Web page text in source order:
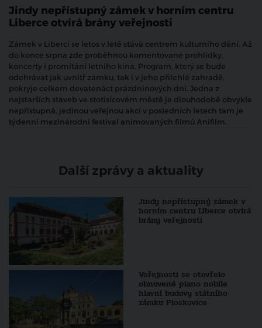
Jindy nepřístupný zámek v horním centru
Liberce otvírá brány veřejnosti
Zámek v Liberci se letos v létě stává centrem kulturního dění. Až
do konce srpna zde proběhnou komentované prohlídky,
koncerty i promítání letního kina. Program, který se bude
odehrávat jak uvnitř zámku, tak i v jeho přilehlé zahradě,
pokryje celkem devatenáct prázdninových dní. Jedna z
nejstarších staveb ve stotisícovém městě je dlouhodobě obvykle
nepřístupná, jedinou veřejnou akcí v posledních letech tam je
týdenní mezinárodní festival animovaných filmů Anifilm.
Další zprávy a aktuality
Jindy nepřístupný zámek v
horním centru Liberce otvírá
brány veřejnosti
Veřejnosti se otevřelo
obnovené piano nobile
hlavní budovy státního
zámku Ploskovice